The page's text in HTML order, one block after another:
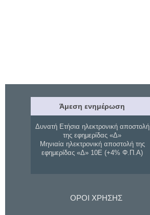
Άμεση ενημέρωση
Δυνατή Ετήσια ηλεκτρονική αποστολή
της εφημερίδας «Δ»
Μηνιαία ηλεκτρονική αποστολή της
εφημερίδας «Δ» 10Ε (+4% Φ.Π.Α)
ΟΡΟΙ ΧΡΗΣΗΣ